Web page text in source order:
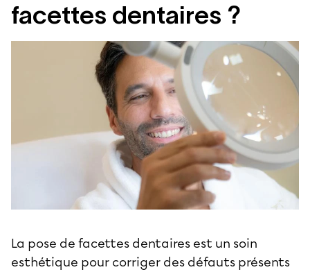
facettes dentaires ?
La pose de facettes dentaires est un soin
esthétique pour corriger des défauts présents